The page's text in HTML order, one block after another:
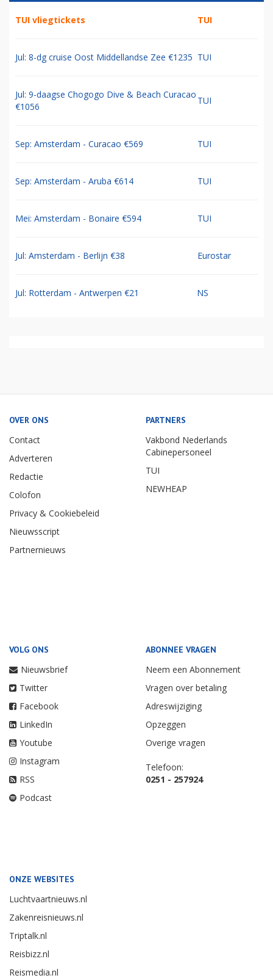
TUI vliegtickets TUI
Jul: 8-dg cruise Oost Middellandse Zee €1235 TUI
Jul: 9-daagse Chogogo Dive & Beach Curacao
€1056
TUI
Sep: Amsterdam - Curacao €569 TUI
Sep: Amsterdam - Aruba €614 TUI
Mei: Amsterdam - Bonaire €594 TUI
Jul: Amsterdam - Berlijn €38 Eurostar
Jul: Rotterdam - Antwerpen €21 NS
OVER ONS
Contact
Adverteren
Redactie
Colofon
Privacy & Cookiebeleid
Nieuwsscript
Partnernieuws
PARTNERS
Vakbond Nederlands
Cabinepersoneel
TUI
NEWHEAP
VOLG ONS
Nieuwsbrief
Twitter
Facebook
LinkedIn
Youtube
Instagram
RSS
Podcast
ABONNEE VRAGEN
Neem een Abonnement
Vragen over betaling
Adreswijziging
Opzeggen
Overige vragen
Telefoon:
0251 - 257924
ONZE WEBSITES
Luchtvaartnieuws.nl
Zakenreisnieuws.nl
Triptalk.nl
Reisbizz.nl
Reismedia.nl